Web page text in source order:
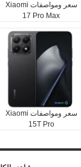
سعر ومواصفات Xiaomi
17 Pro Max
سعر ومواصفات Xiaomi
15T Pro